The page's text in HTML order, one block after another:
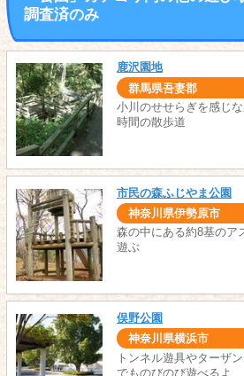
調査済のみ
鹿沢園地
群馬県吾妻郡
小川のせせらぎを感じ
時間の散歩道
市民の森ふじやま公園
神奈川県伊勢原市
森の中にある約8基のア
遊ぶ
俣野公園
神奈川県横浜市
トンネル遊具やターザ
でものびのび遊べるよ